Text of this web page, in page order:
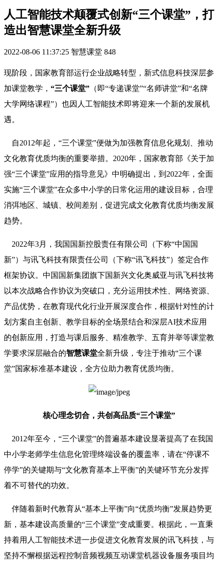
人工智能技术颠覆式创新“三个课堂”，打
造出智慧课堂全新升级
2022-08-06 11:37:25 智慧课堂 848
现阶段，国家教育部运行企业战略转型，新式信息科技深层参
加课堂教学， “三个课堂” （即“专递课堂”“名师讲堂”和“名牌
大学网络课程”）也因人工智能技术即将迎来一个新的发展机
遇。
自2012年起，“三个课堂”便做为加强教育信息化规划、推动
文化教育优质均衡的重要举措。2020年，国家教育部《关于加
强“三个课堂”应用的指导意见》中明确提出，到2022年，全面
实施“三个课堂”在众多中小学的日常化运用的建设目标，合理
消弭地区、城镇、校间差别，促进完成文化教育优质均衡发展
趋势。
2022年3月，我国国新控股责任有限公司（下称“中国国
新”）与讯飞科技有限责任公司（下称“讯飞科技”）签定合作
框架协议。中国国新集团旗下国新兴文化奥威亚与讯飞科技将
以本次战略合作协议为突破口，充分运用技术性、网络资源、
产品优势，在教育现代化行业开展深度合作，根据针对性的计
划方案自主创新、教学目标的全场景结合和深层AI技术应用
的创新应用，打造与课后服务、精准教学、五育并举等课堂教
学要求深层融合的智慧课堂全新升级，专注于推动“三个课
堂”国家标准基本建设，全方位助力教育优质均衡。
核心理念切合，共创高品质“三个课堂”
2012年至今，“三个课堂”的普遍基本建设显著提高了在我国
中小学老师学生信息化管理终端设备的覆盖率，请在“停课不
停学”的关键期与“文化教育基本上平衡”的关键环节充分发挥
着不可替代的功效。
伴随着新时代教育从“基本上平衡”向“优质均衡”发展趋势更
新，基本建设高质量的“三个课堂”变成重要。根据此，一直秉
持着用人工智能技术进一步促进文化教育发展的讯飞科技，与
坚持不懈根据远程控制音频视频互动课堂机器设备服务项目均